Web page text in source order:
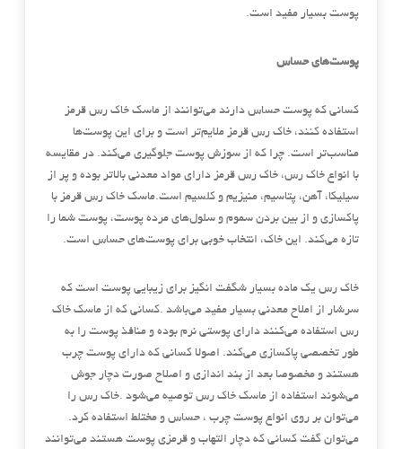
پوست بسیار مفید است.
پوست‌های حساس
کسانی که پوست حساس دارند می‌توانند از ماسک خاک رس قرمز
استفاده کنند، خاک رس قرمز ملایم‌تر است و برای این پوست‌ها
مناسب‌تر است. چرا که از سوزش پوست جلوگیری می‌کند. در مقایسه
با انواع خاک رس، خاک رس قرمز دارای مواد معدنی بالا‌تر بوده و پر از
سیلیکا، آهن، پتاسیم، منیزیم و کلسیم است.ماسک خاک رس قرمز با
پاکسازی و از بین بردن سموم و سلول‌های مرده پوست، پوست شما را
تازه می‌کند. این خاک، انتخاب خوبی برای پوست‌‌های حساس است.
خاک رس یک ماده بسیار شگفت انگیز برای زیبایی پوست است که
سرشار از املاح معدنی بسیار مفید می‌باشد .کسانی که از ماسک خاک
رس استفاده می‌کنند دارای پوستی نرم بوده و منافذ پوست را به
طور تخصصی پاکسازی می‌کند. اصولا کسانی که دارای پوست چرب
هستند و مخصوصا بعد از بند اندازی و اصلاح صورت دچار جوش
می‌شوند استفاده از ماسک خاک رس توصیه می‌شود .خاک رس را
می‌توان بر روی انواع پوست چرب ، حساس و مختلط استفاده کرد.
می‌توان گفت کسانی که دچار التهاب و قرمزی پوست هستند می‌توانند